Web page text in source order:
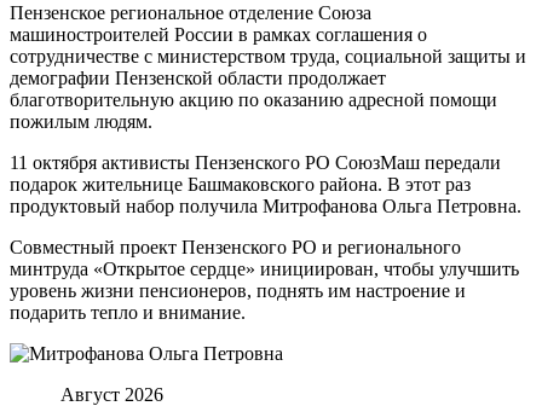
Пензенское региональное отделение Союза
машиностроителей России в рамках соглашения о
сотрудничестве с министерством труда, социальной защиты и
демографии Пензенской области продолжает
благотворительную акцию по оказанию адресной помощи
пожилым людям.
11 октября активисты Пензенского РО СоюзМаш передали
подарок жительнице Башмаковского района. В этот раз
продуктовый набор получила Митрофанова Ольга Петровна.
Совместный проект Пензенского РО и регионального
минтруда «Открытое сердце» инициирован, чтобы улучшить
уровень жизни пенсионеров, поднять им настроение и
подарить тепло и внимание.
Август 2026